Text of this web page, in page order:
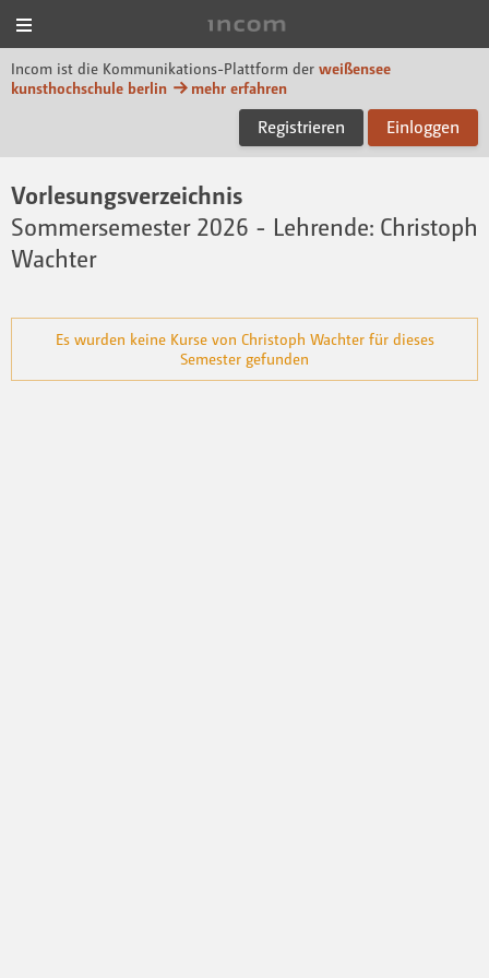
Incom ist die Kommunikations-Plattform der weißensee
kunsthochschule berlin
mehr erfahren
Registrieren Einloggen
Vorlesungsverzeichnis
Sommersemester 2026 - Lehrende: Christoph
Wachter
Es wurden keine Kurse von Christoph Wachter für dieses
Semester gefunden